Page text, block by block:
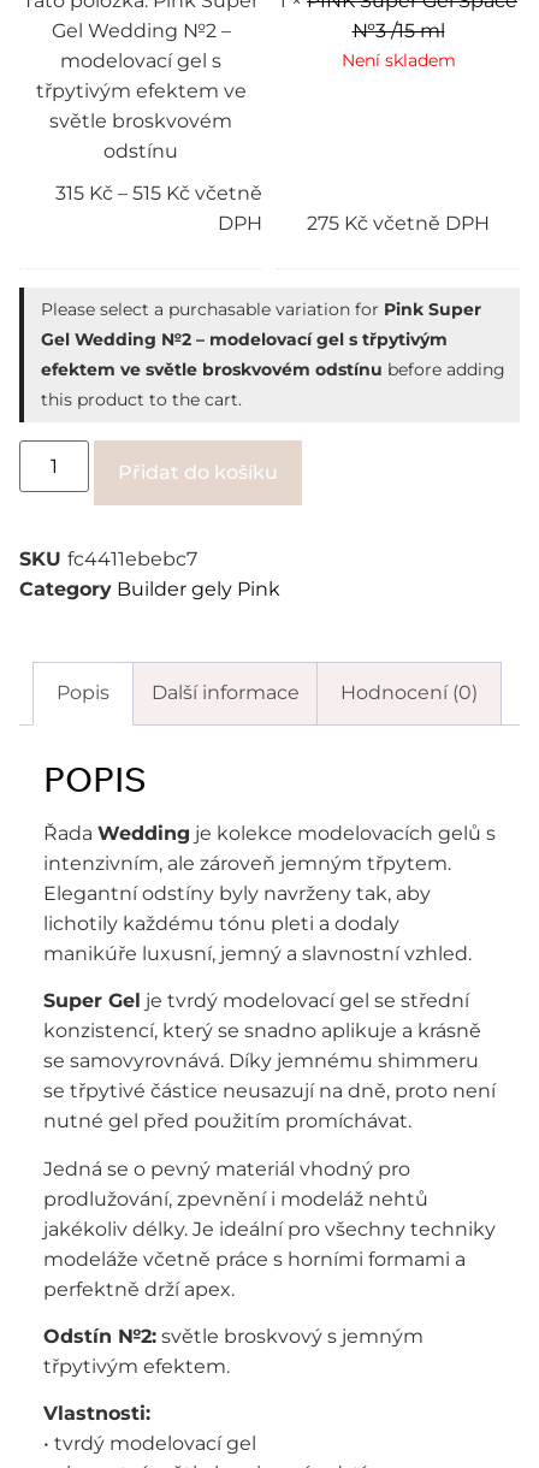
třpytivým
efektem
ve
světle
broskvovém
odstínu
Gel Wedding №2 –
modelovací gel s
třpytivým efektem ve
světle broskvovém
odstínu
315 Kč – 515 Kč včetně
DPH
№3 /15 ml
Není skladem
275 Kč včetně DPH
Please select a purchasable variation for Pink Super
Gel Wedding №2 – modelovací gel s třpytivým
efektem ve světle broskvovém odstínu before adding
this product to the cart.
Přidat do košíku
SKU fc4411ebebc7
Category Builder gely Pink
Popis Další informace Hodnocení (0)
POPIS
Řada Wedding je kolekce modelovacích gelů s
intenzivním, ale zároveň jemným třpytem.
Elegantní odstíny byly navrženy tak, aby
lichotily každému tónu pleti a dodaly
manikúře luxusní, jemný a slavnostní vzhled.
Super Gel je tvrdý modelovací gel se střední
konzistencí, který se snadno aplikuje a krásně
se samovyrovnává. Díky jemnému shimmeru
se třpytivé částice neusazují na dně, proto není
nutné gel před použitím promíchávat.
Jedná se o pevný materiál vhodný pro
prodlužování, zpevnění i modeláž nehtů
jakékoliv délky. Je ideální pro všechny techniky
modeláže včetně práce s horními formami a
perfektně drží apex.
Odstín №2: světle broskvový s jemným
třpytivým efektem.
Vlastnosti:
• tvrdý modelovací gel